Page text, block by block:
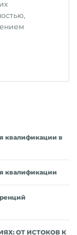
квалификации в
квалификации
ОТ ИСТОКОВ К